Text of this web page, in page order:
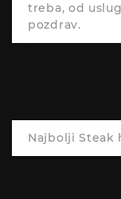
treba, od
pozdrav.
Najbolji Steak